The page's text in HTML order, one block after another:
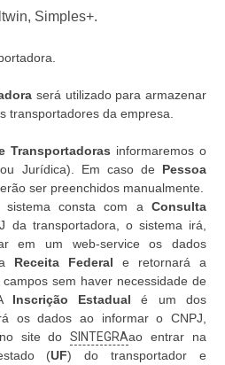
Simples+.
será utilizado para armazenar
transportadores da empresa.
Transportadoras informaremos o
Jurídica). Em caso de Pessoa
ser preenchidos manualmente.
consta com a Consulta
da transportadora, o sistema irá,
em um web-service os dados
Receita Federal e retornará a
sem haver necessidade de
Inscrição Estadualé um dos
os dados ao informar o CNPJ,
no site doSINTEGRAao entrar na
(UF) do transportador e